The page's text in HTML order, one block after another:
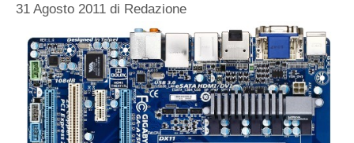
31 Agosto 2011 di Redazione